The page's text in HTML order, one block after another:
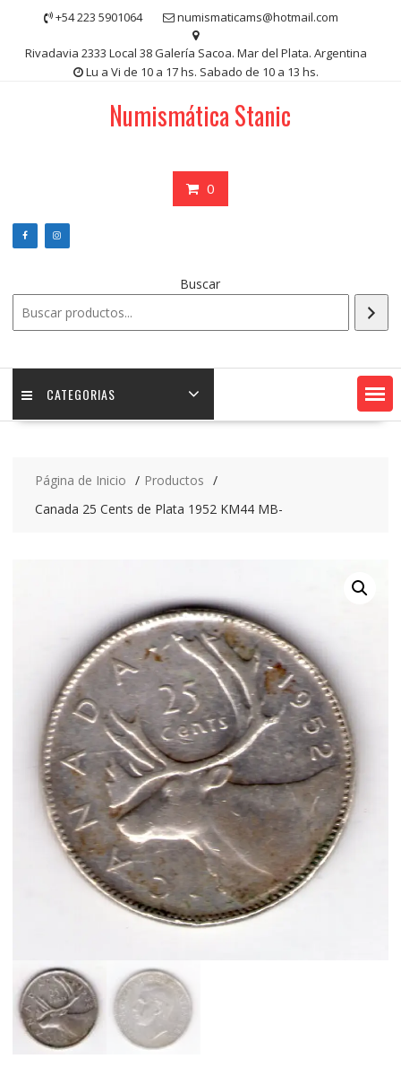
contenido
+54 223 5901064 numismaticams@hotmail.com
Rivadavia 2333 Local 38 Galería Sacoa. Mar del Plata. Argentina
Lu a Vi de 10 a 17 hs. Sabado de 10 a 13 hs.
Numismática Stanic
0
Buscar
CATEGORIAS
Página de Inicio
Productos
Canada 25 Cents de Plata 1952 KM44 MB-